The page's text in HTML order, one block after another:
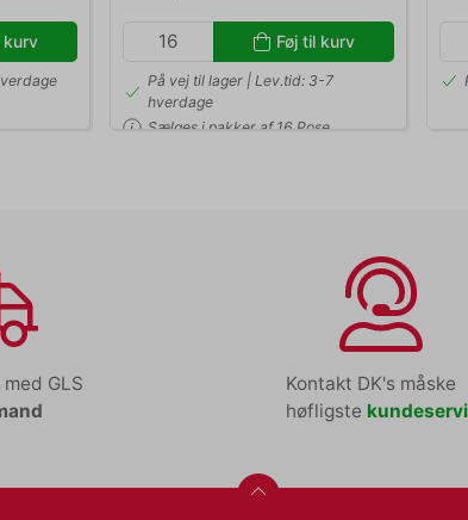
kurv Føj til kurv
På vej til lager | Lev.tid: 3-7
hverdage
Sælges i pakker af 16 Pose
GLS
Kontakt DK's måske
høfligste